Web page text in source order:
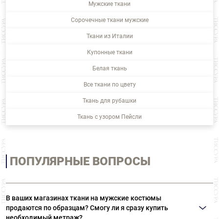
Мужские ткани
Сорочечные ткани мужские
Ткани из Италии
Купонные ткани
Белая ткань
Все ткани по цвету
Ткань для рубашки
Ткань с узором Пейсли
ПОПУЛЯРНЫЕ ВОПРОСЫ
В ваших магазинах ткани на мужские костюмы
продаются по образцам? Смогу ли я сразу купить